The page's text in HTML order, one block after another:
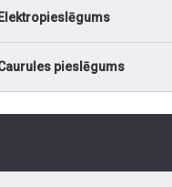
Elektropieslēgums
pieslēgums